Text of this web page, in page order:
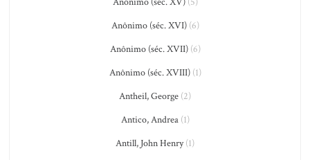
Anônimo (séc. XVI)(6)
Anônimo (séc. XVII)(6)
Anônimo (séc. XVIII)(1)
Antheil, George (2)
Antico, Andrea(1)
Antill, John Henry(1)